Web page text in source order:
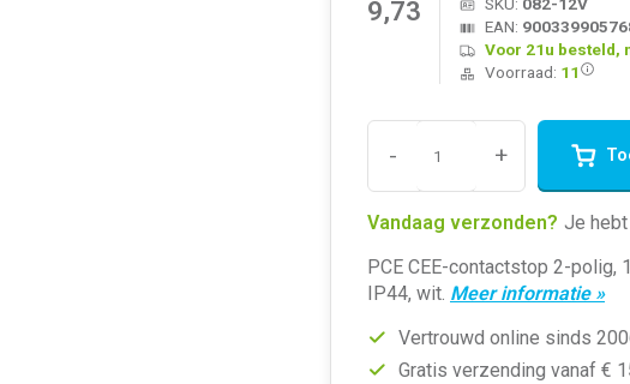
9,73
EAN:
Voor 21u besteld,
Voorraad: 11
- +
Vandaag verzonden? Je
PCE CEE-contactstop 2-polig,
IP44, wit. Meer informatie »
Vertrouwd online sinds
Gratis verzending vanaf €